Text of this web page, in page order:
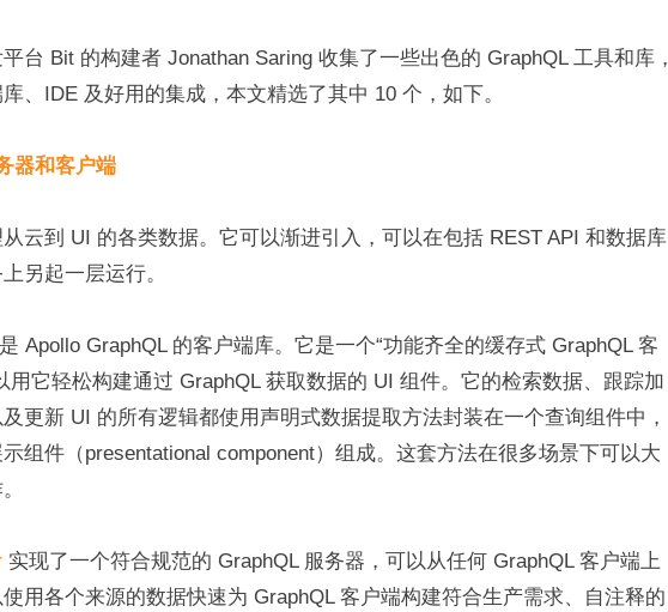
台 Bit 的构建者 Jonathan Saring 收集了一些出色的 GraphQL 工具和库，
、IDE 及好用的集成，本文精选了其中 10 个，如下。
器和客户端
云到 UI 的各类数据。它可以渐进引入，可以在包括 REST API 和数据库
另起一层运行。
是 Apollo GraphQL 的客户端库。它是一个“功能齐全的缓存式 GraphQL 客
用它轻松构建通过 GraphQL 获取数据的 UI 组件。它的检索数据、跟踪加
更新 UI 的所有逻辑都使用声明式数据提取方法封装在一个查询组件中，
组件（presentational component）组成。这套方法在很多场景下可以大
实现了一个符合规范的 GraphQL 服务器，可以从任何 GraphQL 客户端上
用各个来源的数据快速为 GraphQL 客户端构建符合生产需求、自注释的